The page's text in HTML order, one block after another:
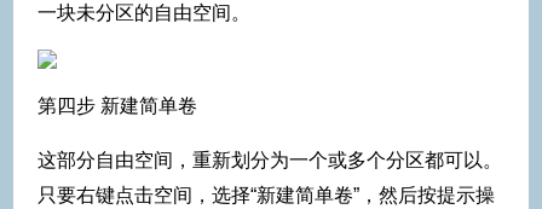
一块未分区的自由空间。
第四步 新建简单卷
这部分自由空间，重新划分为一个或多个分区都可以。
只要右键点击空间，选择“新建简单卷”，然后按提示操